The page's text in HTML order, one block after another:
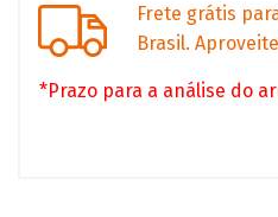
Frete grátis
Brasil.
*Prazo para a análise do